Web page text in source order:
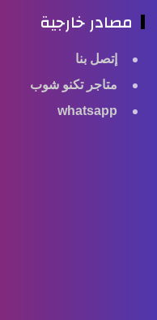
مصادر خارجية
إتصل بنا
متاجر تكنو شوب
whatsapp